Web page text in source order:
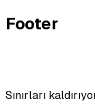
Footer
Sınırları